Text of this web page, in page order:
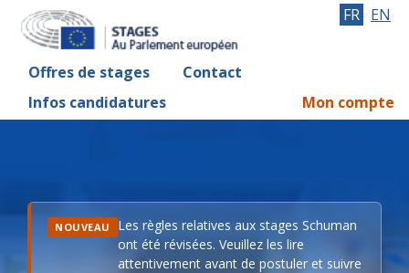
Offres de stages
Contact
Infos candidatures
FR EN
Mon compte
NOUVEAU
Les règles relatives aux stages Schuman
ont été révisées. Veuillez les lire
attentivement avant de postuler et suivre